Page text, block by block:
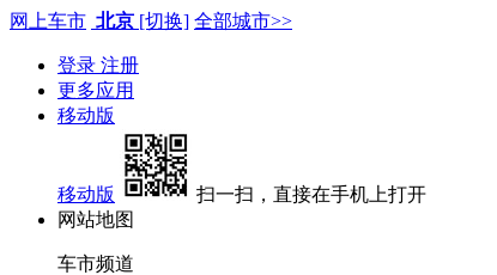
网上车市 北京 [切换] 全部城市>>
登录 注册
更多应用
移动版
移动版
扫一扫，直接在手机上打开
网站地图
车市频道